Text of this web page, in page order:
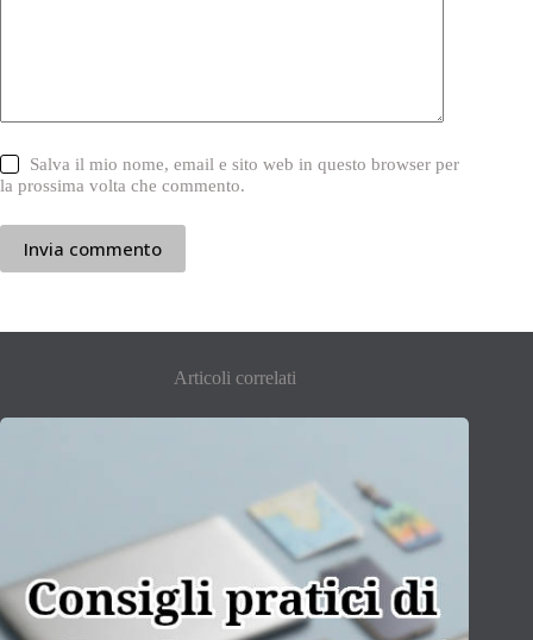
Salva il mio nome, email e sito web in questo browser per
la prossima volta che commento.
Invia commento
Articoli correlati